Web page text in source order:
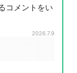
コメントをい
2026.7.9